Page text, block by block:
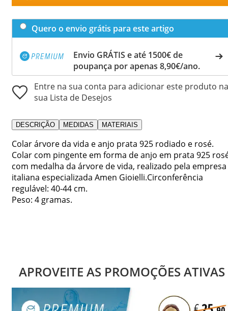
Quero o envio grátis para este artigo
Envio GRÁTIS e até 1500€ de
poupança por apenas 8,90€/ano.
Entre na sua conta para adicionar este produto na
sua Lista de Desejos
DESCRIÇÃO MEDIDAS MATERIAIS
Colar árvore da vida e anjo prata 925 rodiado e rosé.
Colar com pingente em forma de anjo em prata 925
com medalha da árvore de vida, realizado pela empresa
italiana especializada Amen Gioielli.Circonferência
regulável: 40-44 cm.
Peso: 4 gramas.
APROVEITE AS PROMOÇÕES ATIVAS